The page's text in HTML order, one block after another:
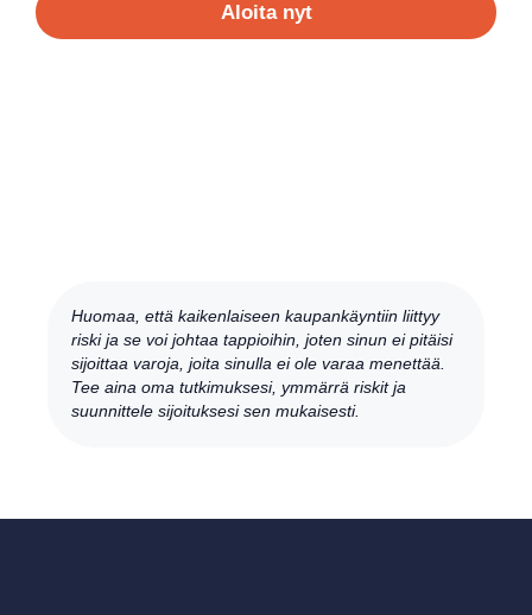
Aloita nyt
Huomaa, että kaikenlaiseen kaupankäyntiin liittyy
riski ja se voi johtaa tappioihin, joten sinun ei pitäisi
sijoittaa varoja, joita sinulla ei ole varaa menettää.
Tee aina oma tutkimuksesi, ymmärrä riskit ja
suunnittele sijoituksesi sen mukaisesti.